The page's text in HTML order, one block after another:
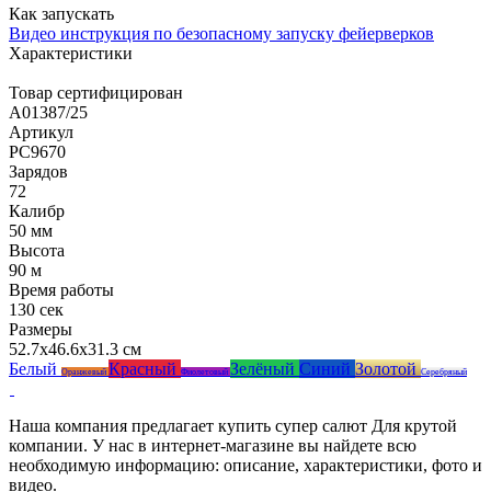
Как запускать
Видео инструкция по безопасному запуску фейерверков
Характеристики
Товар сертифицирован
A01387/25
Артикул
РС9670
Зарядов
72
Калибр
50 мм
Высота
90 м
Время работы
130 сек
Размеры
52.7x46.6x31.3 см
Белый Оранжевый Красный Фиолетовый Зелёный Синий ЗолотойСеребряный
Наша компания предлагает купить супер салют Для крутой
компании. У нас в интернет-магазине вы найдете всю
необходимую информацию: описание, характеристики, фото и
видео.